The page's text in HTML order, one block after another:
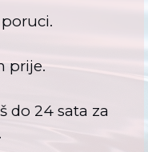
prije.
do 24 sata za